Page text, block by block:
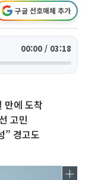
구글 선호매체 추가
00:00 / 03:18
만에 도착
고민
” 경고도